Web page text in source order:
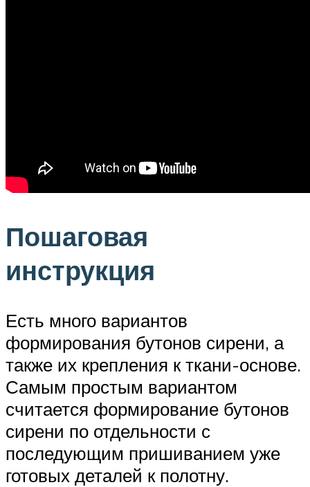
Пошаговая
инструкция
Есть много вариантов
формирования бутонов сирени, а
также их крепления к ткани-основе.
Самым простым вариантом
считается формирование бутонов
сирени по отдельности с
последующим пришиванием уже
готовых деталей к полотну.